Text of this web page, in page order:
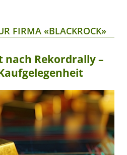
FIRMA «BLACKROCK»
nach Rekordrally –